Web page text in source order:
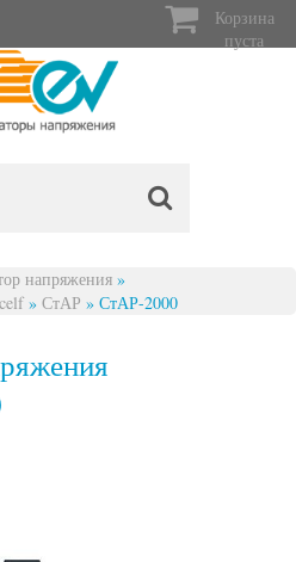
Корзина
пуста
напряжения »
» СтАР » СтАР-2000